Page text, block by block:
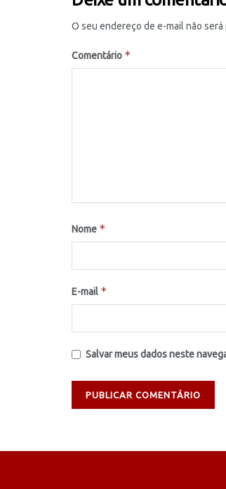
O seu endereço de e-mail não será
Comentário *
Nome *
E-mail *
Salvar meus dados neste